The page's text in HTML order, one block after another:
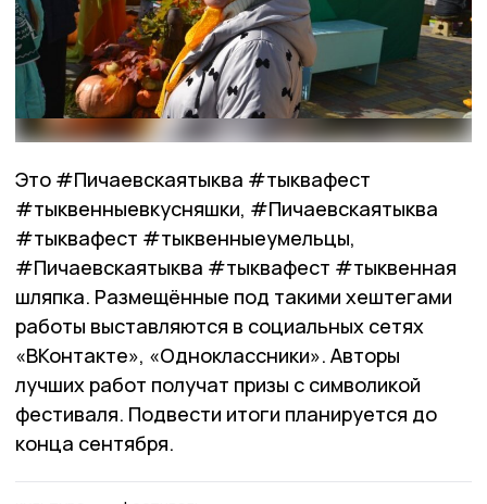
Это #Пичаевскаятыква #тыквафест
#тыквенныевкусняшки, #Пичаевскаятыква
#тыквафест #тыквенныеумельцы,
#Пичаевскаятыква #тыквафест #тыквенная
шляпка. Размещённые под такими хештегами
работы выставляются в социальных сетях
«ВКонтакте», «Одноклассники». Авторы
лучших работ получат призы с символикой
фестиваля. Подвести итоги планируется до
конца сентября.